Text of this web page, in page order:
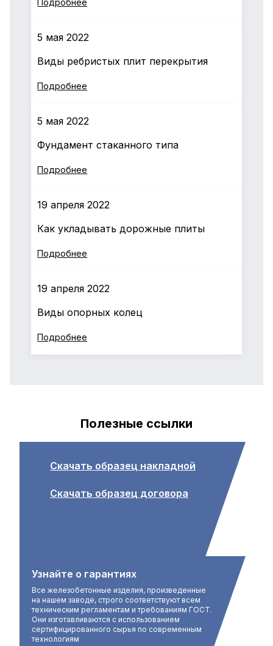
Подробнее
5 мая 2022
Виды ребристых плит перекрытия
Подробнее
5 мая 2022
Фундамент стаканного типа
Подробнее
19 апреля 2022
Как укладывать дорожные плиты
Подробнее
19 апреля 2022
Виды опорных колец
Подробнее
Полезные ссылки
Скачать образец накладной
Скачать образец договора
Узнайте о гарантиях
Все железобетонные изделия, произведенные
на нашем заводе, строго соответствуют всем
техническим регламентам и требованиям ГОСТ.
Они изготавливаются с использованием
сертифицированного сырья по современным
технологиям